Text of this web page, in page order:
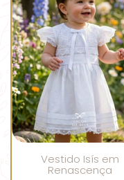
Vestido Isís em
Renascença